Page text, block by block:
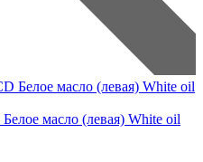
масло (левая) White oil